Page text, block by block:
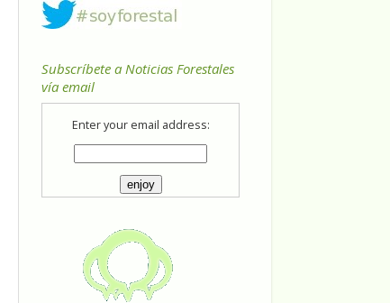
Subscríbete a Noticias Forestales
vía email
Enter your email address: